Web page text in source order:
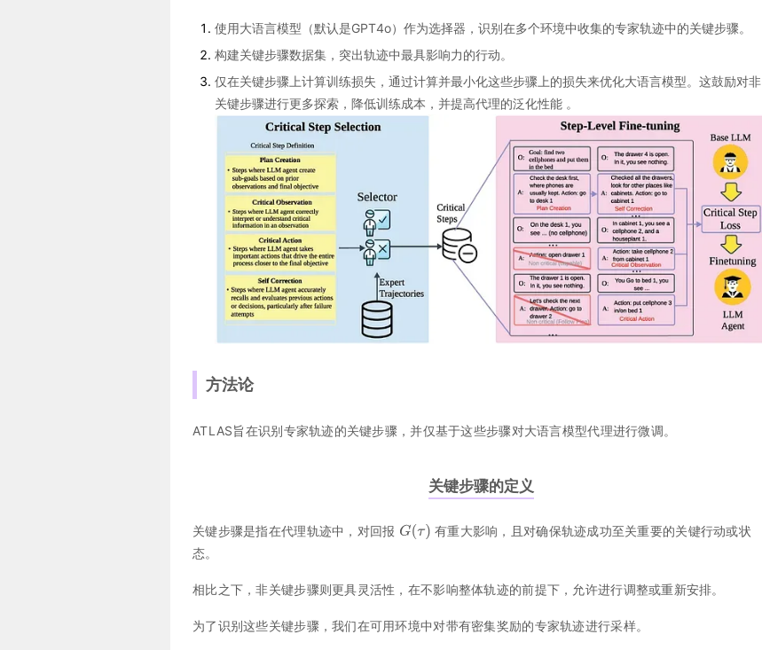
使用大语言模型（默认是GPT4o）作为选择器，识别在多个环境中收集的专家轨迹中的关键步骤。
构建关键步骤数据集，突出轨迹中最具影响力的行动。
仅在关键步骤上计算训练损失，通过计算并最小化这些步骤上的损失来优化大语言模型。这鼓励对非
关键步骤进行更多探索，降低训练成本，并提高代理的泛化性能 。
方法论
ATLAS旨在识别专家轨迹的关键步骤，并仅基于这些步骤对大语言模型代理进行微调。
关键步骤的定义
关键步骤是指在代理轨迹中，对回报
有重大影响，且对确保轨迹成功至关重要的关键行动或状
态。
相比之下，非关键步骤则更具灵活性，在不影响整体轨迹的前提下，允许进行调整或重新安排。
为了识别这些关键步骤，我们在可用环境中对带有密集奖励的专家轨迹进行采样。